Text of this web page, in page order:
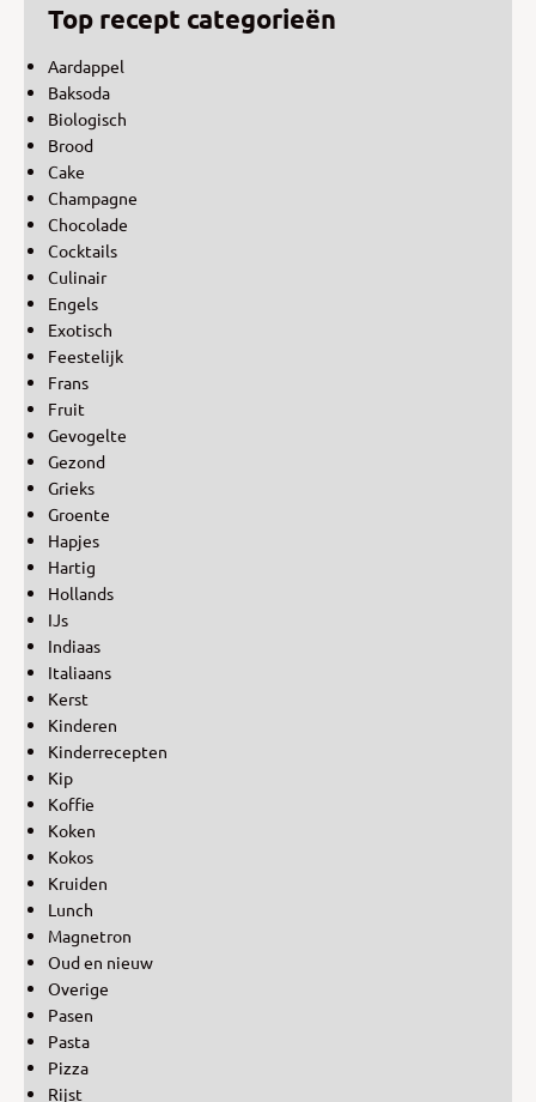
Top recept categorieën
Aardappel
Baksoda
Biologisch
Brood
Cake
Champagne
Chocolade
Cocktails
Culinair
Engels
Exotisch
Feestelijk
Frans
Fruit
Gevogelte
Gezond
Grieks
Groente
Hapjes
Hartig
Hollands
IJs
Indiaas
Italiaans
Kerst
Kinderen
Kinderrecepten
Kip
Koffie
Koken
Kokos
Kruiden
Lunch
Magnetron
Oud en nieuw
Overige
Pasen
Pasta
Pizza
Rijst